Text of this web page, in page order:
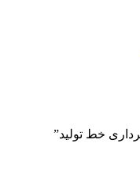
خط تولید”